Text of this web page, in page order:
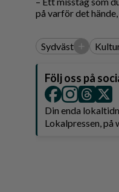
på varför det
Sydväst +
Följ oss på
Din enda
Lokalpressen, på